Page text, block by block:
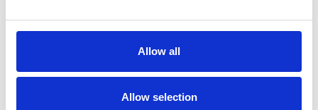
Allow all
Allow selection